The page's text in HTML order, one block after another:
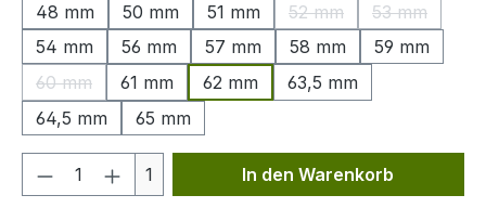
48 mm
50 mm 51 mm 52 mm
(Diese Option ist
53 mm
(Diese
54 mm 56 mm 57 mm 58 mm
59 mm
60 mm
(Diese Option ist zurzeit nicht verfügbar.)
61 mm 62 mm
63,5 mm
64,5 mm
65 mm
Produkt Anzahl: Gib den
1 In den Warenkorb